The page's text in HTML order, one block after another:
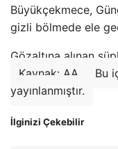
Büyükçekmece,
gizli bölmede ele
Gözaltına alınan
Kaynak: AA
Bu
yayınlanmıştır.
İlginizi Çekebilir